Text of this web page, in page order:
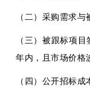
（二）采购需求与
（三）被跟标项
年内，且市场价格
（四）公开招标成